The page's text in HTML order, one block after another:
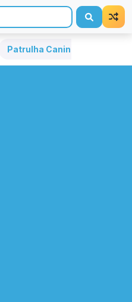
Patrulha Canina